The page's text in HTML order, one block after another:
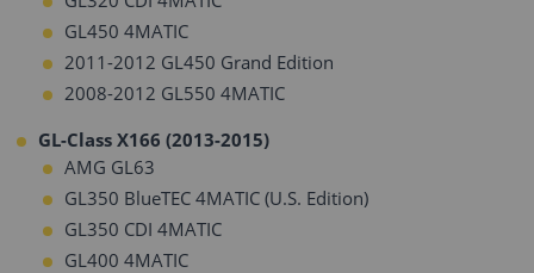
GL450 4MATIC
2011-2012 GL450 Grand Edition
2008-2012 GL550 4MATIC
GL-Class X166 (2013-2015)
AMG GL63
GL350 BlueTEC 4MATIC (U.S. Edition)
GL350 CDI 4MATIC
GL400 4MATIC